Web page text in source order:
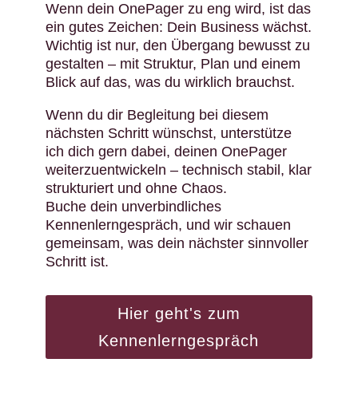
Wenn dein OnePager zu eng wird, ist das
ein gutes Zeichen: Dein Business wächst.
Wichtig ist nur, den Übergang bewusst zu
gestalten – mit Struktur, Plan und einem
Blick auf das, was du wirklich brauchst.
Wenn du dir Begleitung bei diesem
nächsten Schritt wünschst, unterstütze
ich dich gern dabei, deinen OnePager
weiterzuentwickeln – technisch stabil, klar
strukturiert und ohne Chaos.
Buche dein unverbindliches
Kennenlerngespräch, und wir schauen
gemeinsam, was dein nächster sinnvoller
Schritt ist.
Hier geht's zum
Kennenlerngespräch